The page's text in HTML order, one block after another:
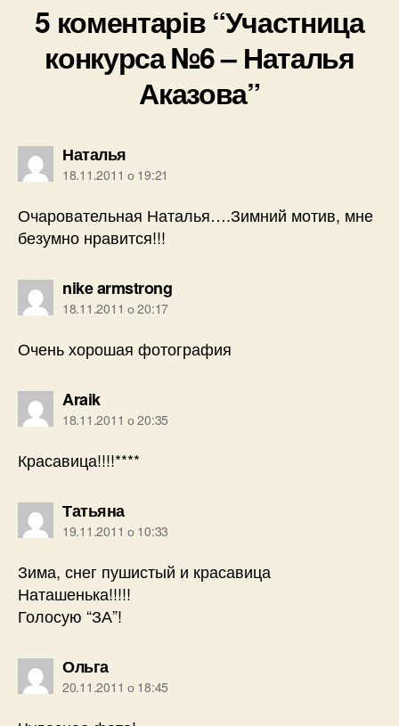
5 коментарів “Участница
конкурса №6 – Наталья
Аказова”
Натальяговорить:
18.11.2011 о 19:21
Очаровательная Наталья….Зимний мотив, мне
безумно нравится!!!
nike armstrongговорить:
18.11.2011 о 20:17
Очень хорошая фотография
Araikговорить:
18.11.2011 о 20:35
Красавица!!!!****
Татьянаговорить:
19.11.2011 о 10:33
Зима, снег пушистый и красавица
Наташенька!!!!!
Голосую “ЗА”!
Ольгаговорить:
20.11.2011 о 18:45